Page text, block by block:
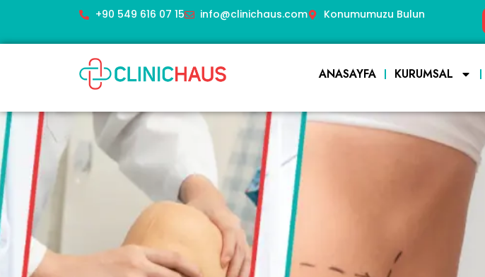
+90 549 616 07 15 info@clinichaus.com Konumumuzu Bulun
ANASAYFA KURUMSAL